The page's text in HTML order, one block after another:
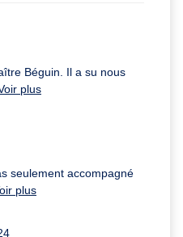
Béguin. Il a su nous
plus
seulement accompagné
plus